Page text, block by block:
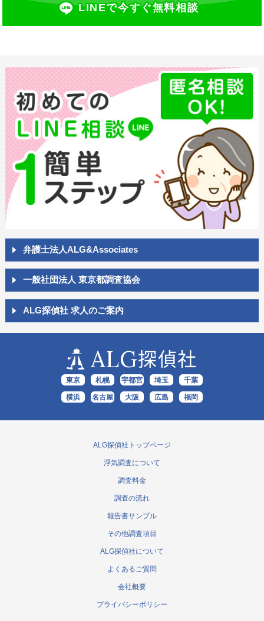
LINEで今すぐ無料相談
弁護士法人ALG&Associates
一般社団法人 東京都調査協会
ALG探偵社 求人のご案内
ALG探偵社
東京 札幌 宇都宮 埼玉 千葉
横浜 名古屋 大阪 広島 福岡
ALG探偵社トップページ
浮気調査について
調査料金
調査の流れ
報告書サンプル
その他調査項目
ALG探偵社について
よくあるご質問
会社概要
プライバシーポリシー